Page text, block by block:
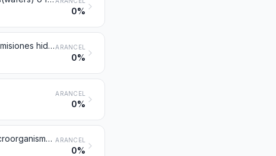
0%
Líquidos para frenos hidráulicos y demás líquidos preparados para transmisiones hidráulicas, sin aceites de petróleo ni de mineral bituminoso o con un contenido inferior al 70 % en peso de dichos aceitesARANCEL
0%
ARANCEL
0%
Medios de cultivo preparados para el desarrollo o mantenimiento de microorganismos (incluidos los virus y organismos similares) o de células vegetales, humanas o animales ARANCEL
0%